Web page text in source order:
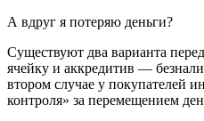
А вдруг я потеряю деньги?
Существуют два варианта
ячейку и аккредитив —
втором случае у покупателей
контроля» за перемещением